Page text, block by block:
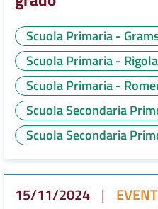
Scuola Primaria -
Scuola Primaria - Rigola
Scuola Primaria -
Scuola Secondaria
Scuola Secondaria
15/11/2024 |